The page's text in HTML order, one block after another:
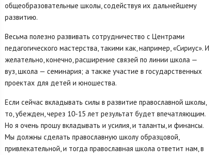
общеобразовательные школы, содействуя их дальнейшему
развитию.
Весьма полезно развивать сотрудничество с Центрами
педагогического мастерства, такими как, например, «Сириус». И
желательно, конечно, расширение связей по линии школа —
вуз, школа — семинария; а также участие в государственных
проектах для детей и юношества.
Если сейчас вкладывать силы в развитие православной школы,
то, убежден, через 10-15 лет результат будет впечатляющим.
Но я очень прошу вкладывать и усилия, и таланты, и финансы.
Мы должны сделать православную школу образцовой,
привлекательной, и тогда православная школа ответит нам, в